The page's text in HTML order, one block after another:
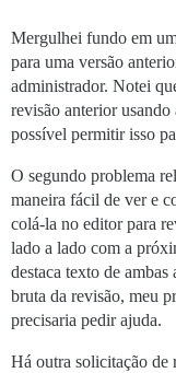
Mergulhei fundo em
para uma versão
administrador. Notei
revisão anterior
possível permitir isso
O segundo problema
maneira fácil de ver e
colá-la no editor para
lado a lado com a
destaca texto de
bruta da revisão, meu
precisaria pedir ajuda.
Há outra solicitação de